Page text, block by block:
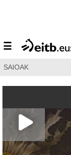
☰
SAIOAK